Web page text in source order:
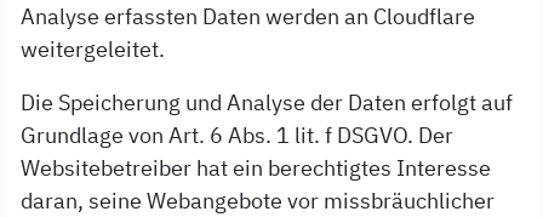
Analyse erfassten Daten werden an Cloudflare
weitergeleitet.
Die Speicherung und Analyse der Daten erfolgt auf
Grundlage von Art. 6 Abs. 1 lit. f DSGVO. Der
Websitebetreiber hat ein berechtigtes Interesse
daran, seine Webangebote vor missbräuchlicher